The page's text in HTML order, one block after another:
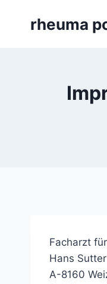
rheuma
Facharzt
Hans
A-8160